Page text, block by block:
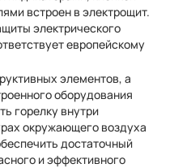
встроен в электрощит.
электрического
европейскому
элементов, а
оборудования
горелку внутри
окружающего воздуха
достаточный
и эффективного